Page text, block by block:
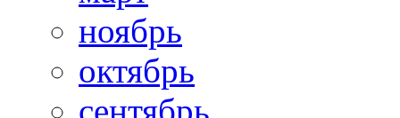
ноябрь
октябрь